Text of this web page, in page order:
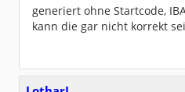
14:05:34
Nachricht gesendet
14:05:34
)
generiert ohne Startcode,
kann die gar nicht korrekt